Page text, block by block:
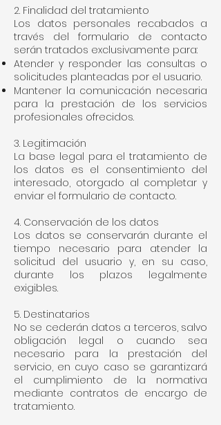
2. Finalidad del tratamiento
Los datos personales recabados a
través del formulario de contacto
serán tratados exclusivamente para:
Atender y responder las consultas o
solicitudes planteadas por el usuario.
Mantener la comunicación necesaria
para la prestación de los servicios
profesionales ofrecidos.
3. Legitimación
La base legal para el tratamiento de
los datos es el consentimiento del
interesado, otorgado al completar y
enviar el formulario de contacto.
4. Conservación de los datos
Los datos se conservarán durante el
tiempo necesario para atender la
solicitud del usuario y, en su caso,
durante los plazos legalmente
exigibles.
5. Destinatarios
No se cederán datos a terceros, salvo
obligación legal o cuando sea
necesario para la prestación del
servicio, en cuyo caso se garantizará
el cumplimiento de la normativa
mediante contratos de encargo de
tratamiento.